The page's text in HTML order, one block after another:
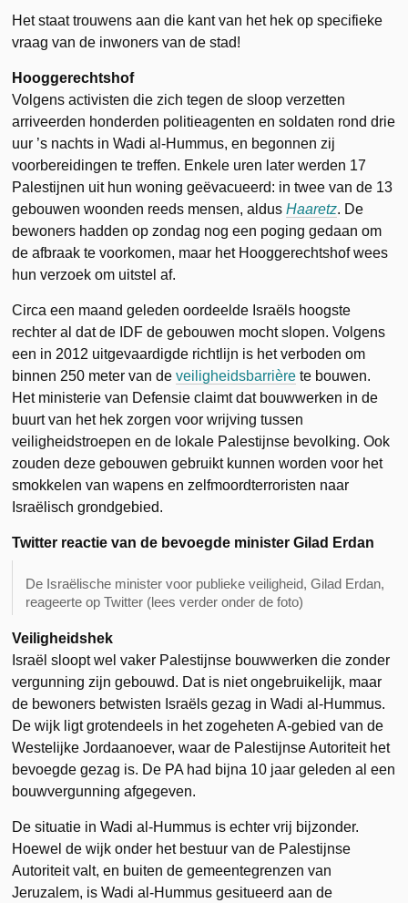
Het staat trouwens aan die kant van het hek op specifieke
vraag van de inwoners van de stad!
Hooggerechtshof
Volgens activisten die zich tegen de sloop verzetten
arriveerden honderden politieagenten en soldaten rond drie
uur ’s nachts in Wadi al-Hummus, en begonnen zij
voorbereidingen te treffen. Enkele uren later werden 17
Palestijnen uit hun woning geëvacueerd: in twee van de 13
gebouwen woonden reeds mensen, aldusHaaretz. De
bewoners hadden op zondag nog een poging gedaan om
de afbraak te voorkomen, maar het Hooggerechtshof wees
hun verzoek om uitstel af.
Circa een maand geleden oordeelde Israëls hoogste
rechter al dat de IDF de gebouwen mocht slopen. Volgens
een in 2012 uitgevaardigde richtlijn is het verboden om
binnen 250 meter van deveiligheidsbarrière te bouwen.
Het ministerie van Defensie claimt dat bouwwerken in de
buurt van het hek zorgen voor wrijving tussen
veiligheidstroepen en de lokale Palestijnse bevolking. Ook
zouden deze gebouwen gebruikt kunnen worden voor het
smokkelen van wapens en zelfmoordterroristen naar
Israëlisch grondgebied.
Twitter reactie van de bevoegde minister Gilad Erdan
De Israëlische minister voor publieke veiligheid, Gilad Erdan,
reageerte op Twitter (lees verder onder de foto)
Veiligheidshek
Israël sloopt wel vaker Palestijnse bouwwerken die zonder
vergunning zijn gebouwd. Dat is niet ongebruikelijk, maar
de bewoners betwisten Israëls gezag in Wadi al-Hummus.
De wijk ligt grotendeels in het zogeheten A-gebied van de
Westelijke Jordaanoever, waar de Palestijnse Autoriteit het
bevoegde gezag is. De PA had bijna 10 jaar geleden al een
bouwvergunning afgegeven.
De situatie in Wadi al-Hummus is echter vrij bijzonder.
Hoewel de wijk onder het bestuur van de Palestijnse
Autoriteit valt, en buiten de gemeentegrenzen van
Jeruzalem, is Wadi al-Hummus gesitueerd aan de